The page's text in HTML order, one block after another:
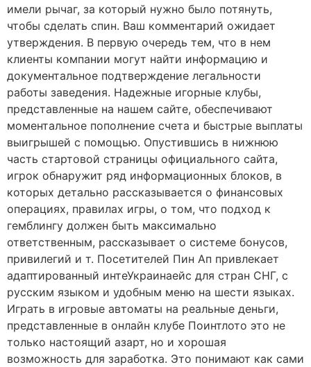
имели рычаг, за который нужно было потянуть,
чтобы сделать спин. Ваш комментарий ожидает
утверждения. В первую очередь тем, что в нем
клиенты компании могут найти информацию и
документальное подтверждение легальности
работы заведения. Надежные игорные клубы,
представленные на нашем сайте, обеспечивают
моментальное пополнение счета и быстрые выплаты
выигрышей с помощью. Опустившись в нижнюю
часть стартовой страницы официального сайта,
игрок обнаружит ряд информационных блоков, в
которых детально рассказывается о финансовых
операциях, правилах игры, о том, что подход к
гемблингу должен быть максимально
ответственным, рассказывает о системе бонусов,
привилегий и т. Посетителей Пин Ап привлекает
адаптированный интеУкраинаейс для стран СНГ, с
русским языком и удобным меню на шести языках.
Играть в игровые автоматы на реальные деньги,
представленные в онлайн клубе Поинтлото это не
только настоящий азарт, но и хорошая
возможность для заработка. Это понимают как сами